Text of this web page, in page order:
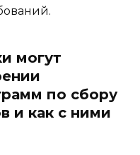
могут
по сбору
и как с ними